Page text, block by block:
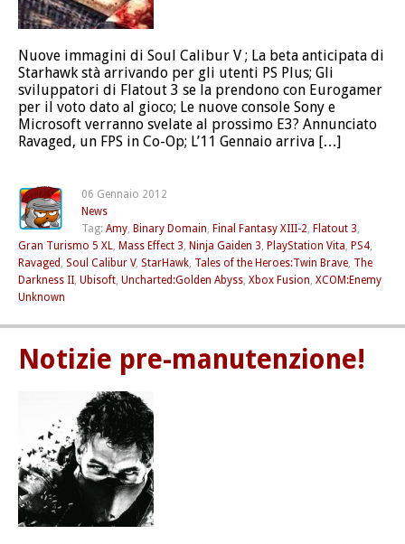
Nuove immagini di Soul Calibur V ; La beta anticipata di
Starhawk stà arrivando per gli utenti PS Plus; Gli
sviluppatori di Flatout 3 se la prendono con Eurogamer
per il voto dato al gioco; Le nuove console Sony e
Microsoft verranno svelate al prossimo E3? Annunciato
Ravaged, un FPS in Co-Op; L’11 Gennaio arriva […]
06 Gennaio 2012
News
Tag: Amy, Binary Domain, Final Fantasy XIII-2, Flatout 3,
Gran Turismo 5 XL, Mass Effect 3, Ninja Gaiden 3, PlayStation Vita, PS4,
Ravaged , Soul Calibur V, StarHawk, Tales of the Heroes:Twin Brave, The
Darkness II, Ubisoft, Uncharted:Golden Abyss, Xbox Fusion, XCOM:Enemy
Unknown
Notizie pre-manutenzione!